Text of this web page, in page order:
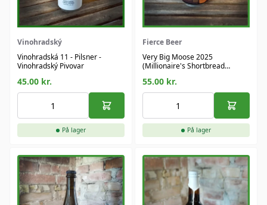
Vinohradský
Vinohradská 11 - Pilsner -
Vinohradský Pivovar
45.00 kr.
På lager
Fierce Beer
Very Big Moose 2025
(Millionaire's Shortbread
55.00 kr.
På lager